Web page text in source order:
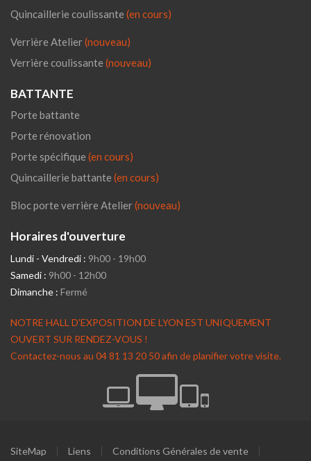
Quincaillerie coulissante (en cours)
Verrière Atelier(nouveau)
Verrière coulissante (nouveau)
BATTANTE
Porte battante
Porte rénovation
Porte spécifique (en cours)
Quincaillerie battante (en cours)
Bloc porte verrière Atelier(nouveau)
Horaires d'ouverture
Lundi - Vendredi : 9h00 - 19h00
Samedi : 9h00 - 12h00
Dimanche : Fermé
NOTRE HALL D'EXPOSITION DE LYON EST UNIQUEMENT
OUVERT SUR RENDEZ-VOUS !
Contactez-nous au 04 81 13 20 50 afin de planifier votre visite.
SiteMap Liens Conditions Générales de vente